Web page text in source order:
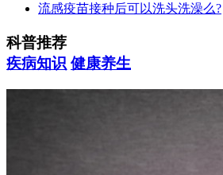
流感疫苗接种后可以洗头洗澡么?
科普推荐
疾病知识 健康养生